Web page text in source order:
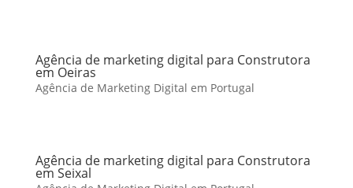
Agência de marketing digital para Construtora
em Oeiras
Agência de Marketing Digital em Portugal
Agência de marketing digital para Construtora
em Seixal